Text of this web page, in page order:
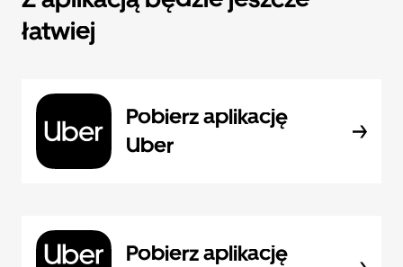
łatwiej
Pobierz aplikację
Uber
Pobierz aplikację